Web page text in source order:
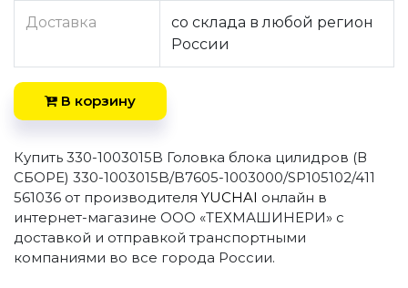
Доставка
со склада в любой регион
России
В корзину
Купить 330-1003015B Головка блока цилидров (В
СБОРЕ) 330-1003015B/B7605-1003000/SP105102/411
561036 от производителя YUCHAI онлайн в
интернет-магазине ООО «ТЕХМАШИНЕРИ» с
доставкой и отправкой транспортными
компаниями во все города России.